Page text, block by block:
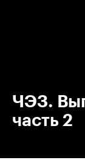
ЧЭЗ.
часть 2